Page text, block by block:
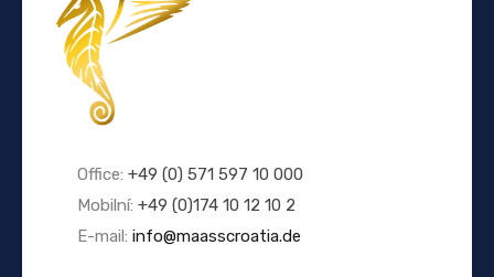
Office: +49 (0) 571 597 10 000
Mobilní: +49 (0)174 10 12 10 2
E-mail: info@maasscroatia.de